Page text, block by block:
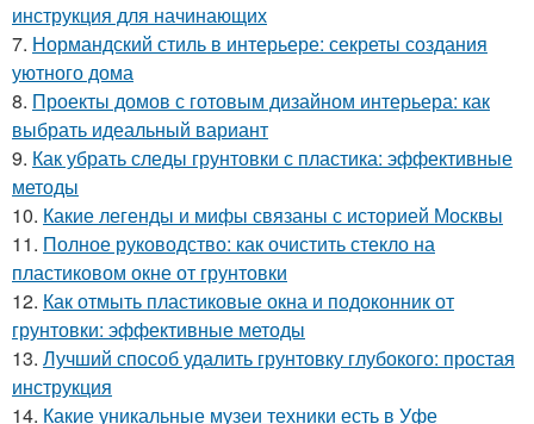
инструкция для начинающих
7. Нормандский стиль в интерьере: секреты создания
уютного дома
8. Проекты домов с готовым дизайном интерьера: как
выбрать идеальный вариант
9. Как убрать следы грунтовки с пластика: эффективные
методы
10. Какие легенды и мифы связаны с историей Москвы
11. Полное руководство: как очистить стекло на
пластиковом окне от грунтовки
12. Как отмыть пластиковые окна и подоконник от
грунтовки: эффективные методы
13. Лучший способ удалить грунтовку глубокого: простая
инструкция
14. Какие уникальные музеи техники есть в Уфе